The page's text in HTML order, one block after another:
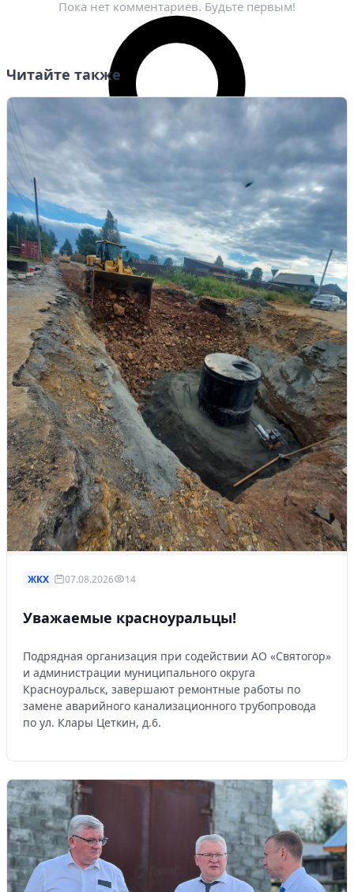
Личный кабинет
Управляйте объявлениями, отслеживайте
публикации и получайте сообщения
Войти или зарегистрироваться
Пока нет комментариев. Будьте первым!
Читайте также
ЖКХ 07.08.2026 14
Уважаемые красноуральцы!
Подрядная организация при содействии АО «Святогор»
и администрации муниципального округа
Красноуральск, завершают ремонтные работы по
замене аварийного канализационного трубопровода
по ул. Клары Цеткин, д.6.